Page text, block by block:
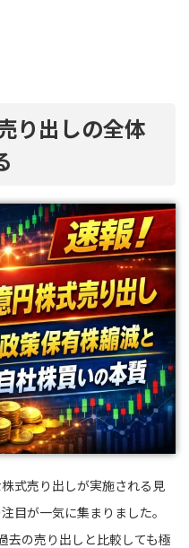
り出しの全体
式売り出しが実施される見
目が一気に集まりました。
去の売り出しと比較しても極